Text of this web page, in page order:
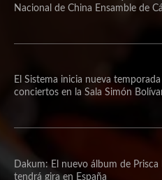
Nacional de China Ensamble de
El Sistema inicia nueva
conciertos en la Sala Simón
Dakum: El nuevo álbum de Prisca
tendrá gira en España